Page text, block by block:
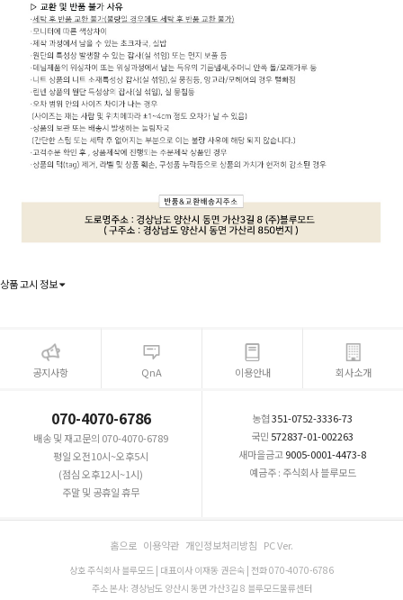
상품 고시 정보
공지사항 QnA 이용안내 회사소개
070-4070-6786
배송 및 재고문의 070-4070-6789
평일 오전10시~오후5시
(점심 오후12시~1시)
주말 및 공휴일 휴무
농협351-0752-3336-73
국민 572837-01-002263
새마을금고9005-0001-4473-8
예금주 : 주식회사 블루모드
홈으로 이용약관 개인정보처리방침 PC Ver.
상호 주식회사 블루모드 | 대표이사 이재동 권은숙 | 전화 070-4070-6786
주소 본사: 경상남도 양산시 동면 가산3길 8 블루모드물류센터